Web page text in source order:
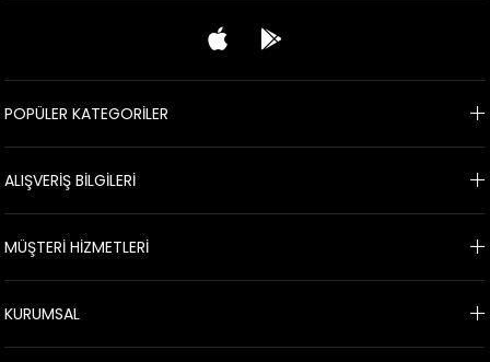
POPÜLER KATEGORİLER
ALIŞVERİŞ BİLGİLERİ
MÜŞTERİ HİZMETLERİ
KURUMSAL